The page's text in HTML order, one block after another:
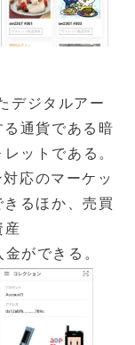
デジタルアー
る通貨である暗
ットである。
応のマーケッ
るほか、売買
産
ができる。